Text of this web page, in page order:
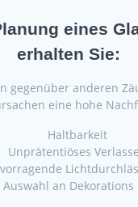
eines
erhalten Sie:
gegenüber anderen
eine hohe
Haltbarkeit
Unprätentiöses
Auswahl an